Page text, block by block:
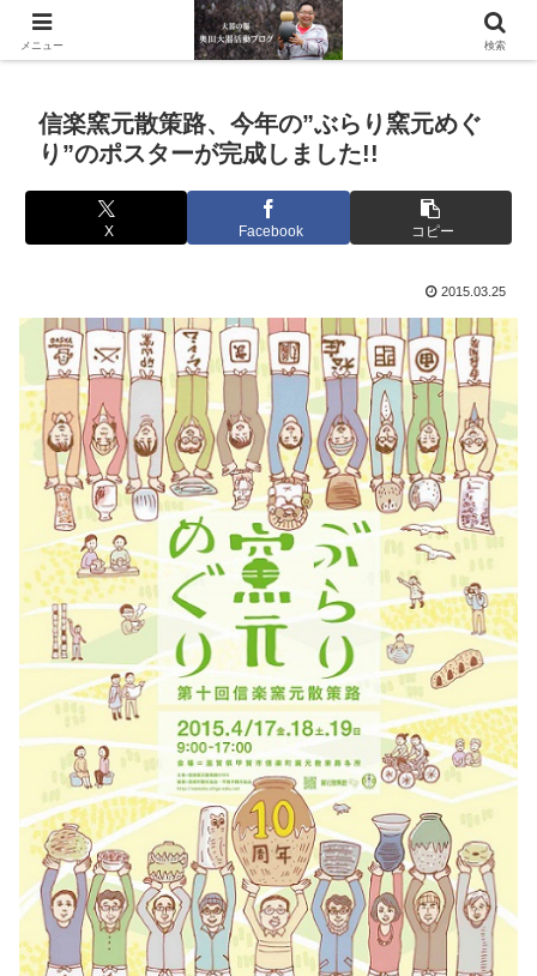
滋賀県の信楽で水琴窟や水鉢などの陶器を作っています。
信楽窯元散策路、今年の”ぶらり窯元めぐ
り”のポスターが完成しました!!
X Facebook コピー
2015.03.25
メニュー 検索